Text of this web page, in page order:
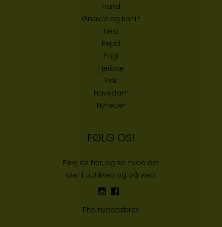
Hund
Gnaver og kanin
Hest
Reptil
Fugl
Fjerkræ
Fisk
Havedam
Nyheder
FØLG OS!
Følg os her, og se hvad der
sker i butikken og på web:
Pitó nyhedsbrev